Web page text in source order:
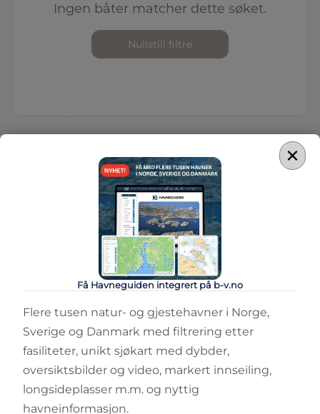
Ingen båter matcher dette søket.
Nullstill filtre
×
Få Havneguiden integrert på b-v.no
Flere tusen natur- og gjestehavner i Norge,
Sverige og Danmark med filtrering etter
fasiliteter, unikt sjøkart med dybder,
oversiktsbilder og video, markert innseiling,
longsideplasser m.m. og nyttig
havneinformasjon.